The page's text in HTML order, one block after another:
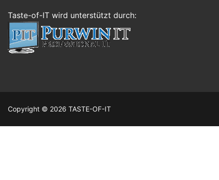
Taste-of-IT wird unterstützt durch:
Copyright © 2026 TASTE-OF-IT